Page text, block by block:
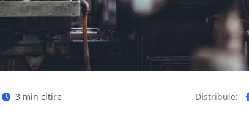
3 min citire Distribuie: